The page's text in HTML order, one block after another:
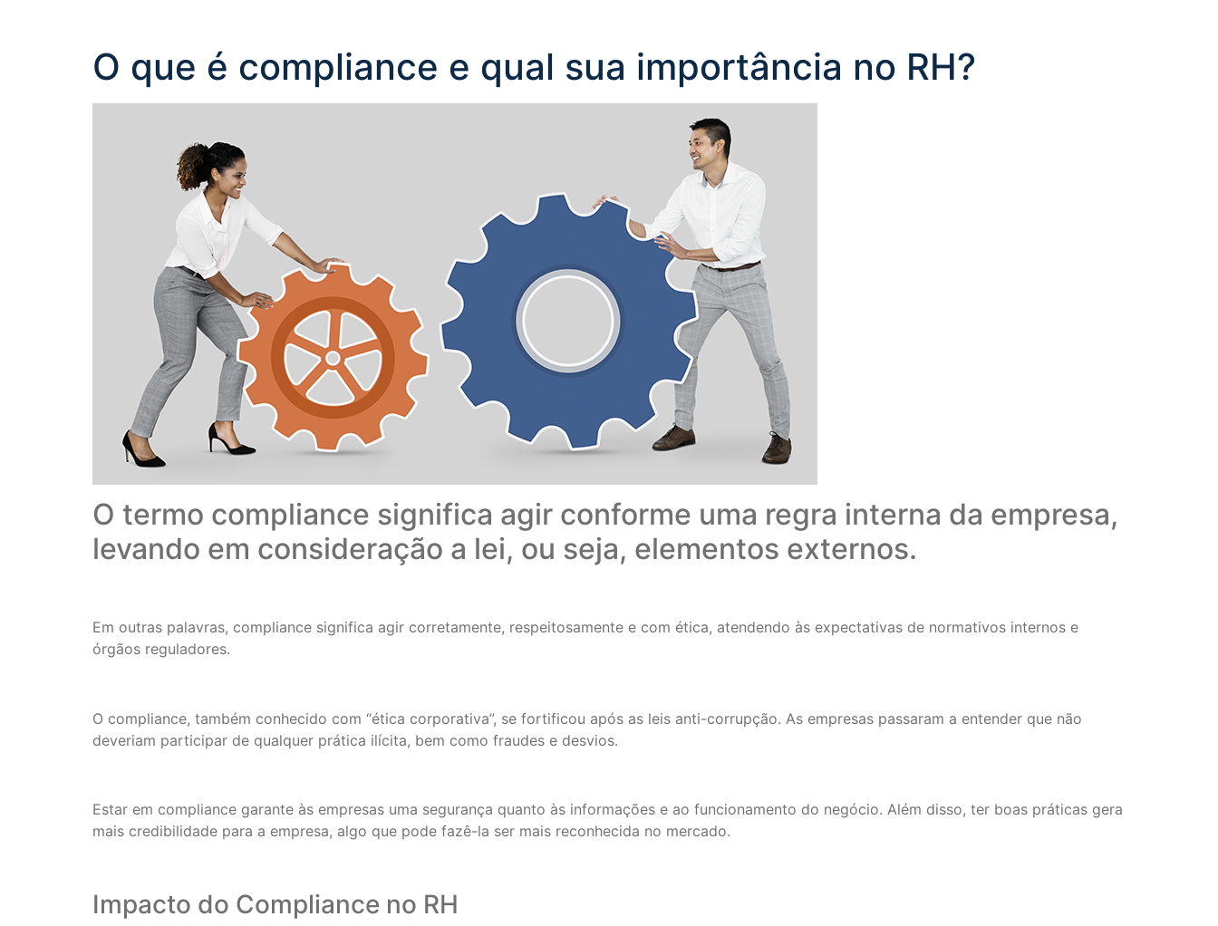
O que é compliance e qual sua importância no RH?
O termo compliance significa agir conforme uma regra interna da empresa,
levando em consideração a lei, ou seja, elementos externos.
Em outras palavras, compliance significa agir corretamente, respeitosamente e com ética, atendendo às expectativas de normativos internos e
órgãos reguladores.
O compliance, também conhecido com “ética corporativa”, se fortificou após as leis anti-corrupção. As empresas passaram a entender que não
deveriam participar de qualquer prática ilícita, bem como fraudes e desvios.
Estar em compliance garante às empresas uma segurança quanto às informações e ao funcionamento do negócio. Além disso, ter boas práticas gera
mais credibilidade para a empresa, algo que pode fazê-la ser mais reconhecida no mercado.
Impacto do Compliance no RH